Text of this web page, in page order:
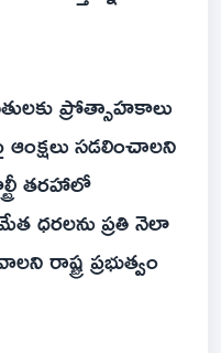
ప్రోత్సాహకాలు
సడలించాలని
తరహాలో
ధరలను ప్రతి నెలా
రాష్ట్ర ప్రభుత్వం